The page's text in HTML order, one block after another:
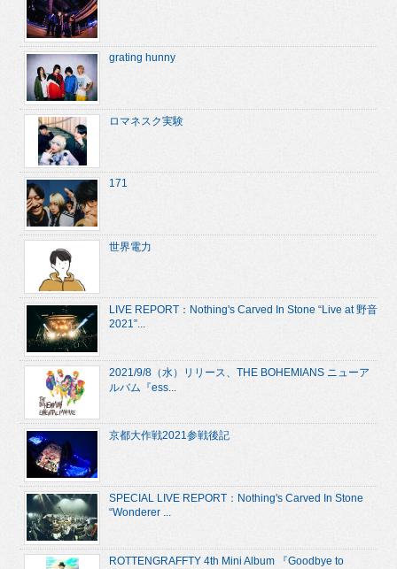
grating hunny
ロマネスク実験
171
世界電力
LIVE REPORT：Nothing's Carved In Stone “Live at 野音
2021”...
2021/9/8（水）リリース、THE BOHEMIANS ニューア
ルバム『ess...
京都大作戦2021参戦後記
SPECIAL LIVE REPORT：Nothing's Carved In Stone
“Wonderer ...
ROTTENGRAFFTY 4th Mini Album 『Goodbye to